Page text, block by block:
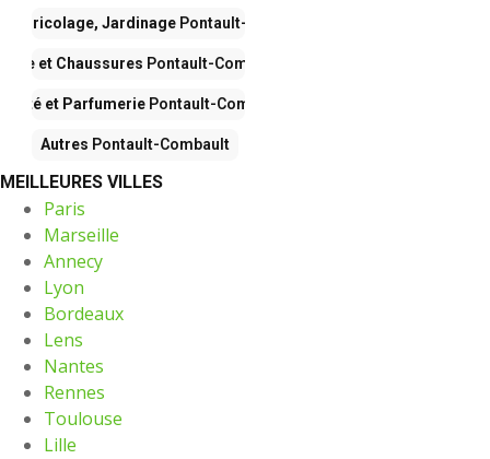
Bricolage, JardinagePontault-Combault
et Chaussures Pontault-Combault
et ParfumeriePontault-Combault
Autres Pontault-Combault
MEILLEURES VILLES
Paris
Marseille
Annecy
Lyon
Bordeaux
Lens
Nantes
Rennes
Toulouse
Lille